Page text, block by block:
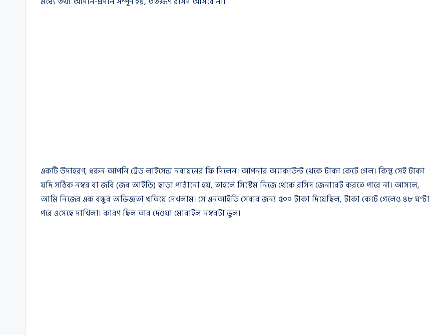
একটি উদাহরণ, ধরুন আপনি ট্রেড লাইসেন্স নবায়নের ফি দিলেন। আপনার অ্যাকাউন্ট থেকে টাকা কেটে গেল। কিন্তু সেই টাকা
যদি সঠিক নম্বর বা জবি (জব আইডি) ছাড়া পাঠানো হয়, তাহলে সিস্টেম নিজে থেকে রসিদ জেনারেট করতে পারে না। আসলে,
আমি নিজের এক বন্ধুর অভিজ্ঞতা খতিয়ে দেখলাম। সে এনআইডি সেবার জন্য ৫০০ টাকা দিয়েছিল, টাকা কেটে গেলেও ৪৮ ঘণ্টা
পরে এসেছে দাখিলা। কারণ ছিল তার দেওয়া মোবাইল নম্বরটা ভুল।